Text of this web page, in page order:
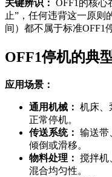
关键辨识： OFF1的核心
止”，任何违背这一原则
间）都不属于标准OFF1
OFF1停机的典
应用场景：
通用机械： 机床、
正常停机。
传送系统： 输送带
倾倒或滑移。
物料处理： 搅拌机
混合均匀性。